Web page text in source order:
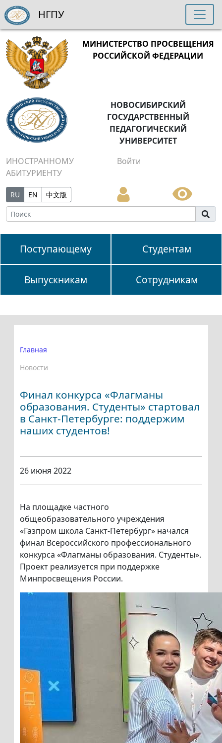
МИНИСТЕРСТВО ПРОСВЕЩЕНИЯ
РОССИЙСКОЙ ФЕДЕРАЦИИ
НОВОСИБИРСКИЙ
ГОСУДАРСТВЕННЫЙ
ПЕДАГОГИЧЕСКИЙ
УНИВЕРСИТЕТ
ИНОСТРАННОМУ
АБИТУРИЕНТУ
Войти
RU EN 中文版
Поступающему Студентам
Выпускникам Сотрудникам
НГПУ
Главная
Новости
Финал конкурса «Флагманы
образования. Студенты» стартовал
в Санкт-Петербурге: поддержим
наших студентов!
26 июня 2022
На площадке частного
общеобразовательного учреждения
«Газпром школа Санкт-Петербург» начался
финал Всероссийского профессионального
конкурса «Флагманы образования. Студенты».
Проект реализуется при поддержке
Минпросвещения России.